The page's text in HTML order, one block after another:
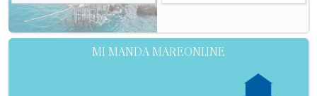
MI MANDA MAREONLINE